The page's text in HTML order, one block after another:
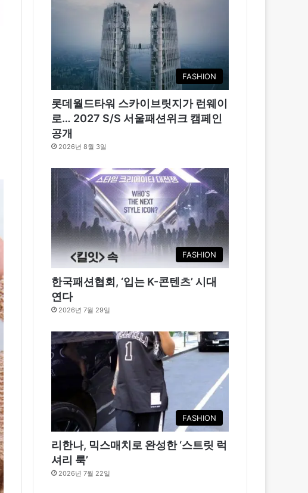
FASHION
롯데월드타워 스카이브릿지가 런웨이
로… 2027 S/S 서울패션위크 캠페인
공개
2026년 8월 3일
FASHION
한국패션협회, ‘입는 K-콘텐츠’ 시대
연다
2026년 7월 29일
FASHION
리한나, 믹스매치로 완성한 ‘스트릿 럭
셔리 룩’
2026년 7월 22일